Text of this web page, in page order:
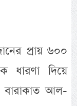
প্রায় ৬০০
ধারণা দিয়ে
বারাকাত আল-